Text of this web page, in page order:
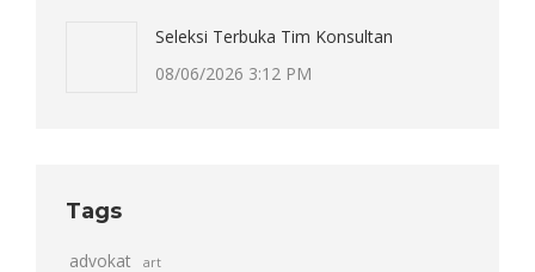
Seleksi Terbuka Tim Konsultan
08/06/2026 3:12 PM
Tags
advokat art